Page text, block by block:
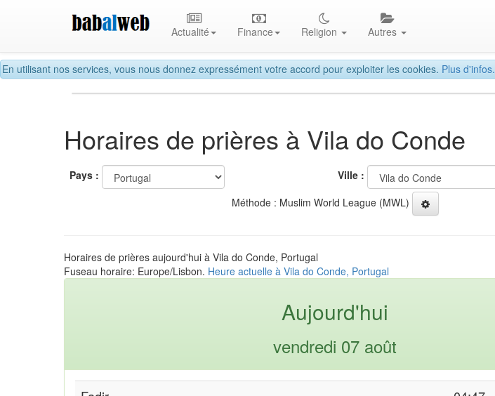
En utilisant nos services, vous nous donnez expressément votre accord pour exploiter les cookies. Plus d'infos.
Actualité Finance Religion Autres
Horaires de prières à Vila do Conde
Pays :
Ville :
Méthode : Muslim World League (MWL)
Horaires de prières aujourd'hui à Vila do Conde, Portugal
Fuseau horaire: Europe/Lisbon. Heure actuelle à Vila do Conde, Portugal
Aujourd'hui
vendredi 07 août